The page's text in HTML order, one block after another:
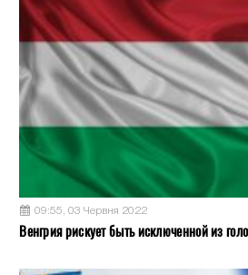
09:55, 03 Червня 2022
Венгрия рискует быть исключенной из